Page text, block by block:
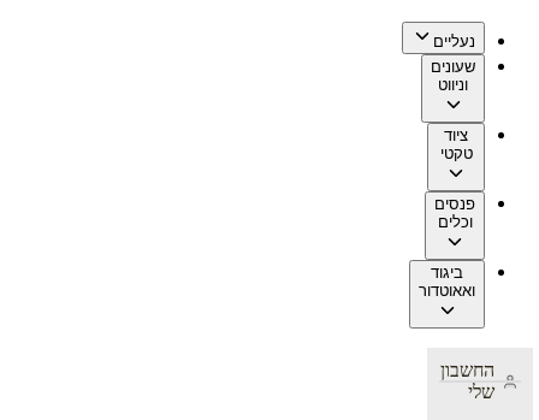
נעליים
שעונים
וניווט
ציוד
טקטי
פנסים
וכלים
ביגוד
ואאוטדור
החשבון
שלי